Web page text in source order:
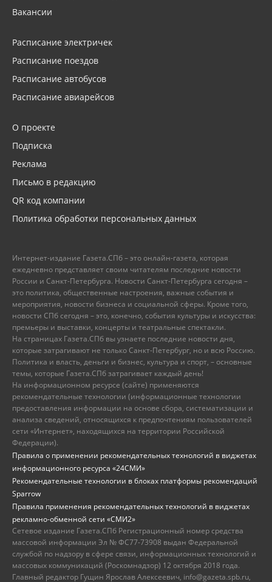
Вакансии
Расписание электричек
Расписание поездов
Расписание автобусов
Расписание авиарейсов
О проекте
Подписка
Реклама
Письмо в редакцию
QR код компании
Политика обработки персональных данных
Интернет-издание Газета.СПб – это онлайн-газета, которая
ежедневно представляет своим читателям последние новости
России и Санкт-Петербурга. Новости Санкт-Петербурга сегодня –
это политика, общественные настроения, важные события и
мероприятия, новости бизнеса и социальной сферы. Кроме того,
новости СПб сегодня – это, конечно, события культуры и искусства:
премьеры и выставки, концерты и театральные спектакли.
На страницах Газета.СПб вы узнаете последние новости дня,
которые затрагивают не только Санкт-Петербург, но и всю Россию.
Политика и власть, деньги и бизнес, культура и спорт, – основные
темы, которые Газета.СПб затрагивает каждый день!
На информационном ресурсе (сайте) применяются
рекомендательные технологии (информационные технологии
предоставления информации на основе сбора, систематизации и
анализа сведений, относящихся к предпочтениям пользователей
сети «Интернет», находящихся на территории Российской
Федерации).
Правила о применении рекомендательных технологий в виджетах
информационного ресурса «24СМИ»
Рекомендательные технологии в блоках платформы рекомендаций
Sparrow
Правила применения рекомендательных технологий в виджетах
рекламно-обменной сети «СМИ2»
Сетевое издание Газета.СПб Регистрационный номер средства
массовой информации Эл № ФС77-73908 выдан Федеральной
службой по надзору в сфере связи, информационных технологий и
массовых коммуникаций (Роскомнадзор) 12 октября 2018 года.
Главный редактор Гущин Ярослав Алексеевич, info@gazeta.spb.ru,